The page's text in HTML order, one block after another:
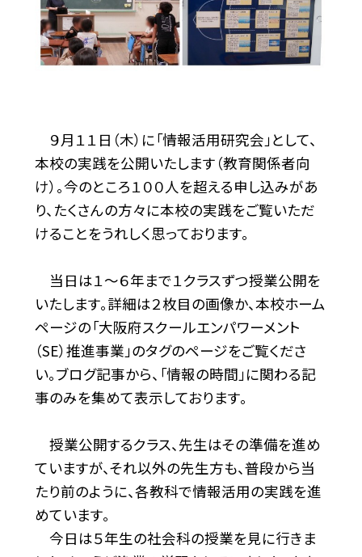
９月１１日（木）に「情報活用研究会」として、
本校の実践を公開いたします（教育関係者向
け）。今のところ１００人を超える申し込みがあ
り、たくさんの方々に本校の実践をご覧いただ
けることをうれしく思っております。
当日は１～６年まで１クラスずつ授業公開を
いたします。詳細は２枚目の画像か、本校ホーム
ページの「大阪府スクールエンパワーメント
（SE）推進事業」のタグのページをご覧くださ
い。ブログ記事から、「情報の時間」に関わる記
事のみを集めて表示しております。
授業公開するクラス、先生はその準備を進め
ていますが、それ以外の先生方も、普段から当
たり前のように、各教科で情報活用の実践を進
めています。
今日は５年生の社会科の授業を見に行きま